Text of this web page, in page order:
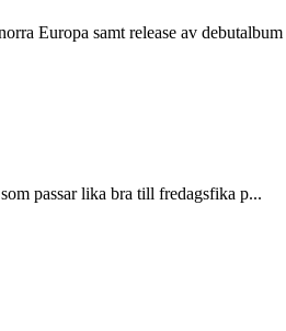
Europa samt release av
passar lika bra till fredagsfika p...